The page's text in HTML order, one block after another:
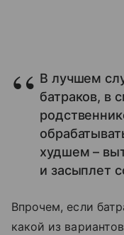
В лучшем
батраков, в
худшем –
и засыплет
Впрочем, если
какой из